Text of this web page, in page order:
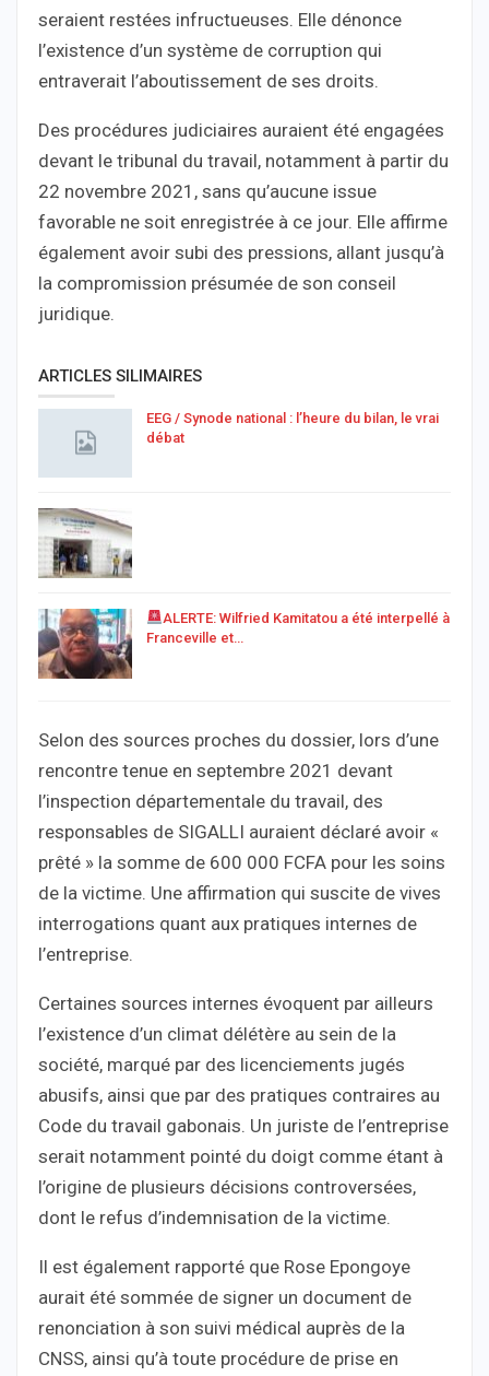
seraient restées infructueuses. Elle dénonce
l’existence d’un système de corruption qui
entraverait l’aboutissement de ses droits.
Des procédures judiciaires auraient été engagées
devant le tribunal du travail, notamment à partir du
22 novembre 2021, sans qu’aucune issue
favorable ne soit enregistrée à ce jour. Elle affirme
également avoir subi des pressions, allant jusqu’à
la compromission présumée de son conseil
juridique.
ARTICLES SILIMAIRES
EEG / Synode national : l’heure du bilan, le vrai
débat
ALERTE: Wilfried Kamitatou a été interpellé à
Franceville et…
Selon des sources proches du dossier, lors d’une
rencontre tenue en septembre 2021 devant
l’inspection départementale du travail, des
responsables de SIGALLI auraient déclaré avoir «
prêté » la somme de 600 000 FCFA pour les soins
de la victime. Une affirmation qui suscite de vives
interrogations quant aux pratiques internes de
l’entreprise.
Certaines sources internes évoquent par ailleurs
l’existence d’un climat délétère au sein de la
société, marqué par des licenciements jugés
abusifs, ainsi que par des pratiques contraires au
Code du travail gabonais. Un juriste de l’entreprise
serait notamment pointé du doigt comme étant à
l’origine de plusieurs décisions controversées,
dont le refus d’indemnisation de la victime.
Il est également rapporté que Rose Epongoye
aurait été sommée de signer un document de
renonciation à son suivi médical auprès de la
CNSS, ainsi qu’à toute procédure de prise en